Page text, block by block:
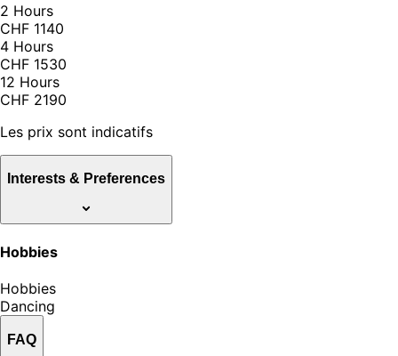
2 Hours
CHF 1140
4 Hours
CHF 1530
12 Hours
CHF 2190
Les prix sont indicatifs
Interests & Preferences
Hobbies
Hobbies
Dancing
FAQ